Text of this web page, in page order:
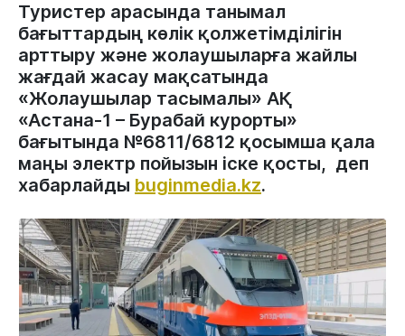
Туристер арасында танымал
бағыттардың көлік қолжетімділігін
арттыру және жолаушыларға жайлы
жағдай жасау мақсатында
«Жолаушылар тасымалы» АҚ
«Астана-1 – Бурабай курорты»
бағытында №6811/6812 қосымша қала
маңы электр пойызын іске қосты, деп
хабарлайды buginmedia.kz.